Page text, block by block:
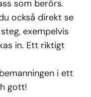
som berörs.
också direkt se
exempelvis
in. Ett riktigt
i ett
gott!